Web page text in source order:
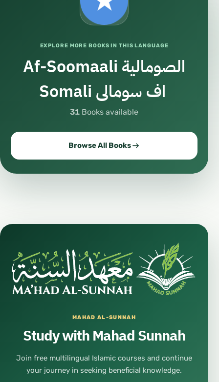
EXPLORE MORE BOOKS IN THIS LANGUAGE
Af-Soomaali الصومالية
31 Books available
Browse All Books
MAHAD AL-SUNNAH
Study with Mahad Sunnah
Join free multilingual Islamic courses and continue
your journey in seeking beneficial knowledge.